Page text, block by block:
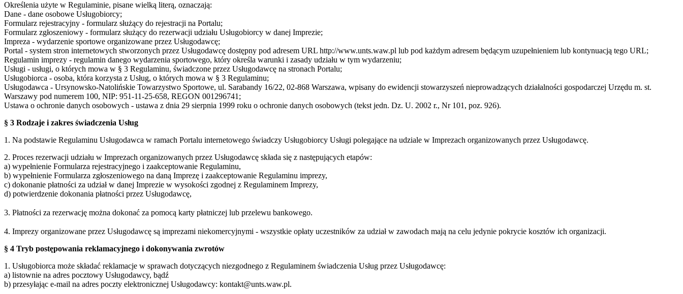
Określenia użyte w Regulaminie, pisane wielką literą, oznaczają:
Dane - dane osobowe Usługobiorcy;
Formularz rejestracyjny - formularz służący do rejestracji na Portalu;
Formularz zgłoszeniowy - formularz służący do rezerwacji udziału Usługobiorcy w danej Imprezie;
Impreza - wydarzenie sportowe organizowane przez Usługodawcę;
Portal - system stron internetowych stworzonych przez Usługodawcę dostępny pod adresem URL http://www.unts.waw.pl lub pod każdym adresem będącym uzupełnieniem lub kontynuacją tego URL;
Regulamin imprezy - regulamin danego wydarzenia sportowego, który określa warunki i zasady udziału w tym wydarzeniu;
Usługi - usługi, o których mowa w § 3 Regulaminu, świadczone przez Usługodawcę na stronach Portalu;
Usługobiorca - osoba, która korzysta z Usług, o których mowa w § 3 Regulaminu;
Usługodawca - Ursynowsko-Natolińskie Towarzystwo Sportowe, ul. Sarabandy 16/22, 02-868 Warszawa, wpisany do ewidencji stowarzyszeń nieprowadzących działalności gospodarczej Urzędu m. st.
Warszawy pod numerem 100, NIP: 951-11-25-658, REGON 001296741;
Ustawa o ochronie danych osobowych - ustawa z dnia 29 sierpnia 1999 roku o ochronie danych osobowych (tekst jedn. Dz. U. 2002 r., Nr 101, poz. 926).
§ 3 Rodzaje i zakres świadczenia Usług
1. Na podstawie Regulaminu Usługodawca w ramach Portalu internetowego świadczy Usługobiorcy Usługi polegające na udziale w Imprezach organizowanych przez Usługodawcę.
2. Proces rezerwacji udziału w Imprezach organizowanych przez Usługodawcę składa się z następujących etapów:
a) wypełnienie Formularza rejestracyjnego i zaakceptowanie Regulaminu,
b) wypełnienie Formularza zgłoszeniowego na daną Imprezę i zaakceptowanie Regulaminu imprezy,
c) dokonanie płatności za udział w danej Imprezie w wysokości zgodnej z Regulaminem Imprezy,
d) potwierdzenie dokonania płatności przez Usługodawcę,
3. Płatności za rezerwację można dokonać za pomocą karty płatniczej lub przelewu bankowego.
4. Imprezy organizowane przez Usługodawcę są imprezami niekomercyjnymi - wszystkie opłaty uczestników za udział w zawodach mają na celu jedynie pokrycie kosztów ich organizacji.
§ 4 Tryb postępowania reklamacyjnego i dokonywania zwrotów
1. Usługobiorca może składać reklamacje w sprawach dotyczących niezgodnego z Regulaminem świadczenia Usług przez Usługodawcę:
a) listownie na adres pocztowy Usługodawcy, bądź
b) przesyłając e-mail na adres poczty elektronicznej Usługodawcy: kontakt@unts.waw.pl.